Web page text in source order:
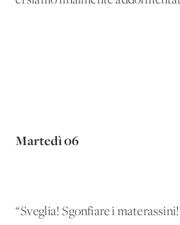
Martedì 06
“Sveglia! Sgonfiare i